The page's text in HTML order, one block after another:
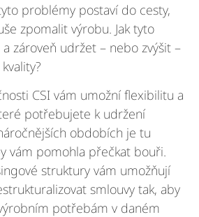
problémy postaví do cesty,
zpomalit výrobu. Jak tyto
zároveň udržet – nebo zvýšit –
CSI vám umožní flexibilitu a
potřebujete k udržení
obdobích je tu
vám pomohla přečkat bouři.
struktury vám umožňují
smlouvy tak, aby
potřebám v daném